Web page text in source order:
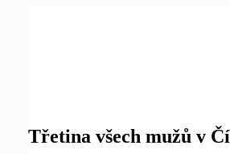
Třetina všech mužů v